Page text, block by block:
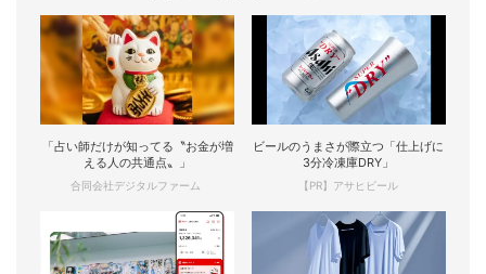
「占い師だけが知ってる〝お金が増
える人の共通点〟」
合同会社デジタルファーム
ビールのうまさが際立つ「仕上げに
3分冷凍庫DRY」
【PR】アサヒビール